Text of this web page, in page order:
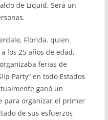
de Liquid. Será un
Florida, quien
los 25 años de edad,
ferias de
Party” en todo Estados
ganó un
para organizar el primer
de sus esfuerzos